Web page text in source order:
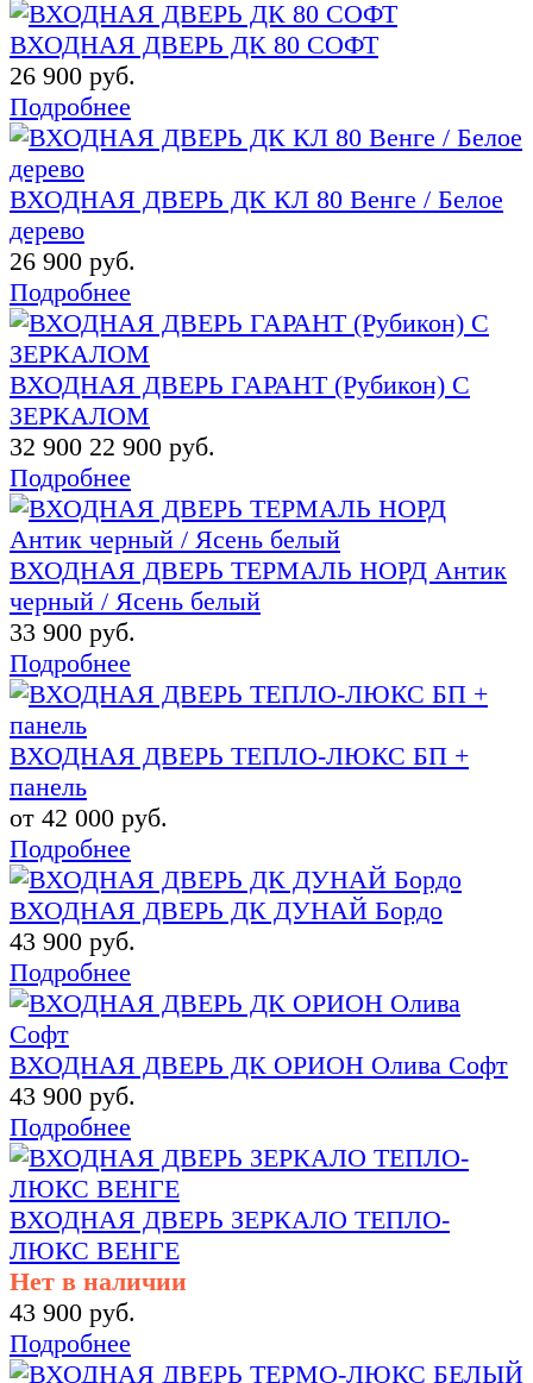
ВХОДНАЯ ДВЕРЬ ДК 80 СОФТ
26 900 руб.
Подробнее
ВХОДНАЯ ДВЕРЬ ДК КЛ 80 Венге / Белое
дерево
26 900 руб.
Подробнее
ВХОДНАЯ ДВЕРЬ ГАРАНТ (Рубикон) С
ЗЕРКАЛОМ
32 900 22 900 руб.
Подробнее
ВХОДНАЯ ДВЕРЬ ТЕРМАЛЬ НОРД Антик
черный / Ясень белый
33 900 руб.
Подробнее
ВХОДНАЯ ДВЕРЬ ТЕПЛО-ЛЮКС БП +
панель
от 42 000 руб.
Подробнее
ВХОДНАЯ ДВЕРЬ ДК ДУНАЙ Бордо
43 900 руб.
Подробнее
ВХОДНАЯ ДВЕРЬ ДК ОРИОН Олива Софт
43 900 руб.
Подробнее
ВХОДНАЯ ДВЕРЬ ЗЕРКАЛО ТЕПЛО-
ЛЮКС ВЕНГЕ
Нет в наличии
43 900 руб.
Подробнее